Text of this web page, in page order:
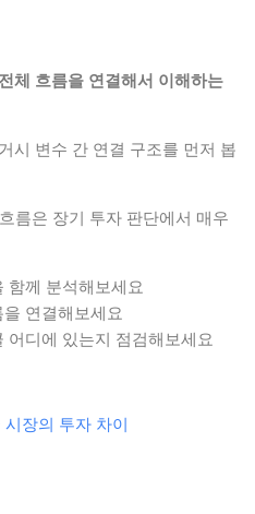
체 흐름을 연결해서 이해하는
시 변수 간 연결 구조를 먼저 봅
름은 장기 투자 판단에서 매우
함께 분석해보세요
연결해보세요
어디에 있는지 점검해보세요
장의 투자 차이